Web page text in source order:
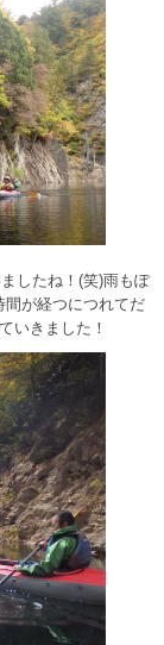
したね！(笑)雨もぽ
間が経つにつれてだ
いきました！